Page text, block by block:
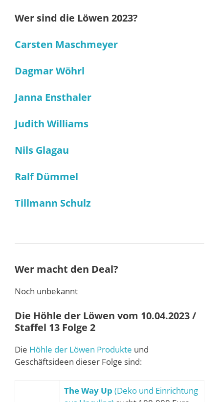
Wer sind die Löwen 2023?
Carsten Maschmeyer
Dagmar Wöhrl
Janna Ensthaler
Judith Williams
Nils Glagau
Ralf Dümmel
Tillmann Schulz
Wer macht den Deal?
Noch unbekannt
Die Höhle der Löwen vom 10.04.2023 /
Staffel 13 Folge 2
Die Höhle der Löwen Produkte und
Geschäftsideen dieser Folge sind:
The Way Up (Deko und Einrichtung